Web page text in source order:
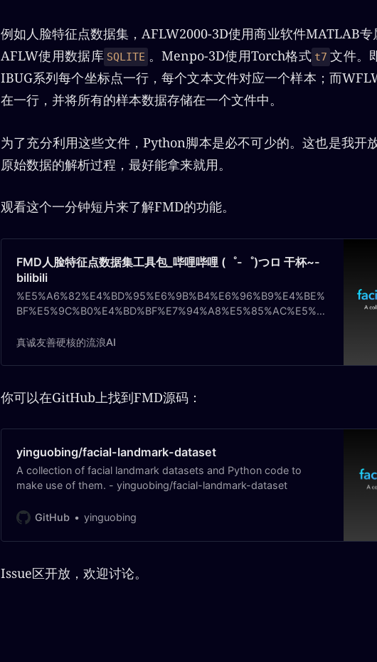
例如人脸特征点数据集，AFLW2000-3D使用商业软件MATLAB专
AFLW使用数据库 SQLITE 。Menpo-3D使用Torch格式 t7 文件。
IBUG系列每个坐标点一行，每个文本文件对应一个样本；而
在一行，并将所有的样本数据存储在一个文件中。
为了充分利用这些文件，Python脚本是必不可少的。这也是我开
原始数据的解析过程，最好能拿来就用。
观看这个一分钟短片来了解FMD的功能。
FMD人脸特征点数据集工具包_哔哩哔哩 (゜-゜)つロ 干杯~-
bilibili
%E5%A6%82%E4%BD%95%E6%9B%B4%E6%96%B9%E4%BE%
BF%E5%9C%B0%E4%BD%BF%E7%94%A8%E5%85%AC%E5%B
%BE%81%E7%82%B9%E6%95%B0%E6%8D%AE%E9%9B%86%
真诚友善硬核的流浪AI
你可以在GitHub上找到FMD源码：
yinguobing/facial-landmark-dataset
A collection of facial landmark datasets and Python code to
make use of them. - yinguobing/facial-landmark-dataset
GitHub yinguobing
Issue区开放，欢迎讨论。